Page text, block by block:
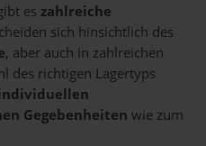
es zahlreiche
sich hinsichtlich des
, aber auch in zahlreichen
des richtigen Lagertyps
Gegebenheiten wie zum